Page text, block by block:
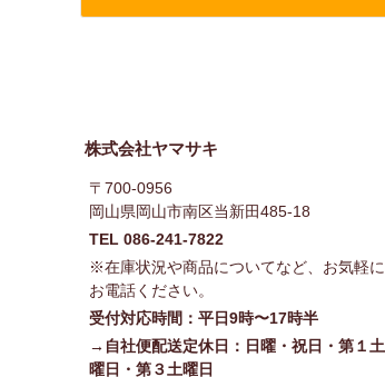
株式会社ヤマサキ
〒700-0956
岡山県岡山市南区当新田485-18
TEL 086-241-7822
※在庫状況や商品についてなど、お気軽に
お電話ください。
受付対応時間：平日9時〜17時半
→自社便配送定休日：日曜・祝日・第１土
曜日・第３土曜日